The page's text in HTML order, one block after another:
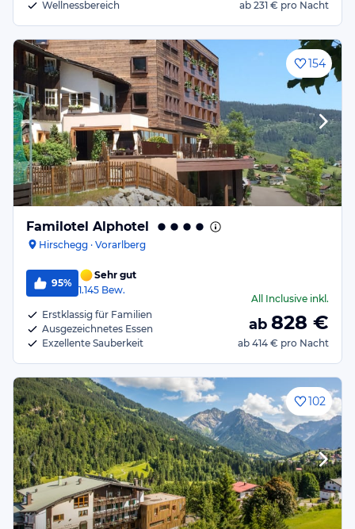
Wellnessbereich ab 231 € pro Nacht
154
Familotel Alphotel
Hirschegg · Vorarlberg
95%
Sehr gut
1.145 Bew.
Erstklassig für Familien
Ausgezeichnetes Essen
Exzellente Sauberkeit
All Inclusive inkl.
ab 828 €
ab 414 € pro Nacht
102